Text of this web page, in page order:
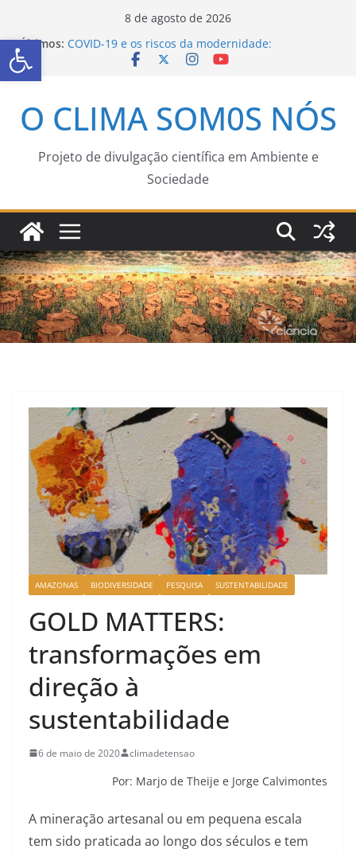
Abrir a barra de ferramentas
8 de agosto de 2026
Últimos: COVID-19 e os riscos da modernidade:
modernização como causa e como consequência
O problema da ação coletiva para o
enfrentamento da Covid-19 no Amazonas
O CLIMA SOM0S NÓS
Projeto de divulgação científica em Ambiente e
Sociedade
AMAZONAS BIODIVERSIDADE PESQUISA SUSTENTABILIDADE
GOLD MATTERS:
transformações em
direção à
sustentabilidade
6 de maio de 2020 climadetensao
Por: Marjo de Theije e Jorge Calvimontes
A mineração artesanal ou em pequena escala
tem sido praticada ao longo dos séculos e tem